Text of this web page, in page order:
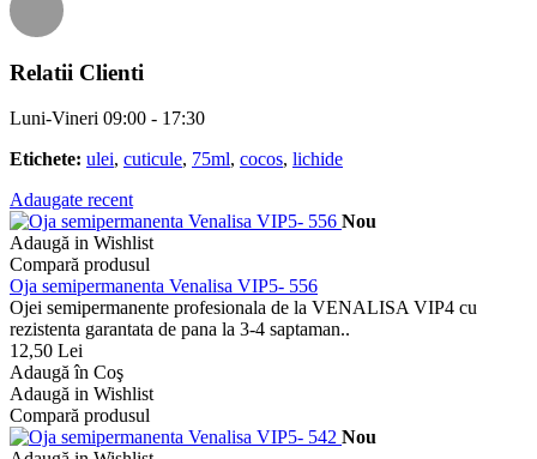
Relatii Clienti
Luni-Vineri 09:00 - 17:30
Etichete: ulei, cuticule, 75ml, cocos, lichide
Adaugate recent
Nou
Adaugă in Wishlist
Compară produsul
Oja semipermanenta Venalisa VIP5- 556
Ojei semipermanente profesionala de la VENALISA VIP4 cu
rezistenta garantata de pana la 3-4 saptaman..
12,50 Lei
Adaugă în Coş
Adaugă in Wishlist
Compară produsul
Nou